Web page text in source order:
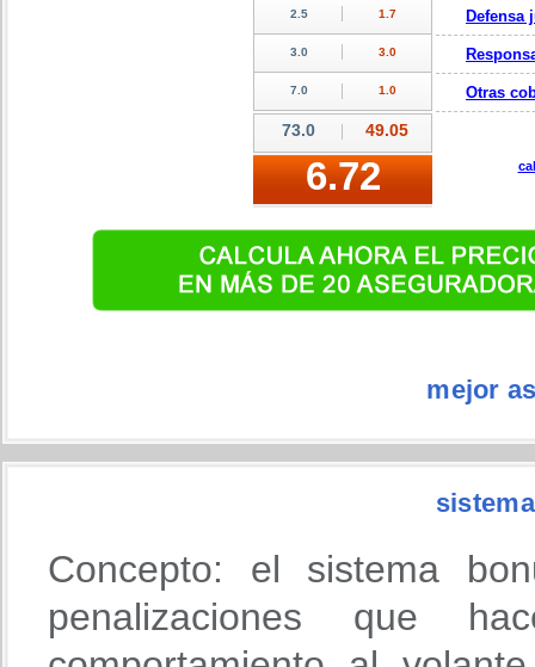
Defensa
Otras
mejor
Concepto: el sistema
penalizaciones que